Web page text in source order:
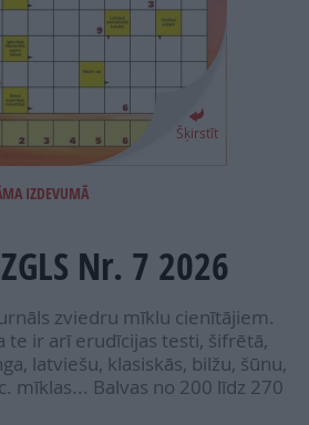
Šķirstīt
IZDEVUMĀ
Nr. 7 2026
zviedru mīklu cienītājiem.
te ir arī erudīcijas testi, šifrētā,
latviešu, klasiskās, bilžu, šūnu,
mīklas... Balvas no 200 līdz 270